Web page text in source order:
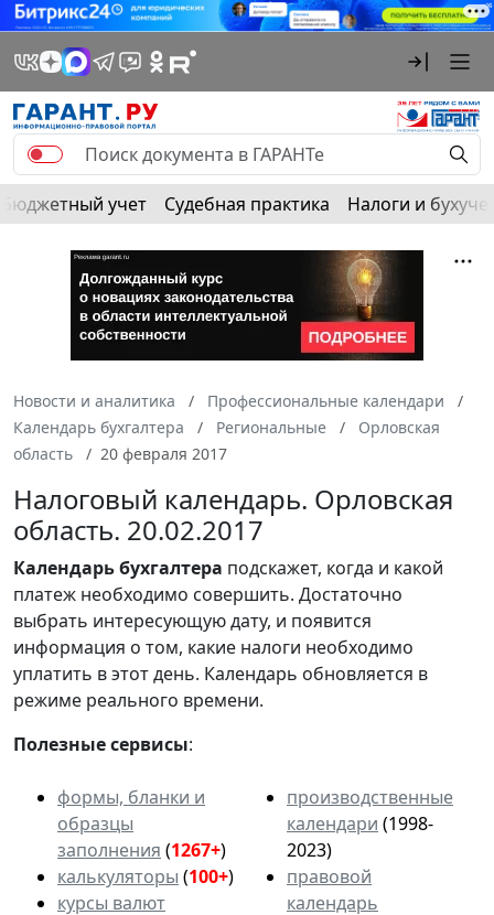
Бюджетный учет Судебная практика Налоги и
Новости и аналитика
Профессиональные календари
Календарь бухгалтера
Региональные
Орловская
область
20 февраля 2017
Налоговый календарь. Орловская
область. 20.02.2017
Календарьбухгалтера подскажет, когда и какой
платеж необходимо совершить. Достаточно
выбрать интересующую дату, и появится
информация о том, какие налоги необходимо
уплатить в этот день. Календарь обновляется в
режиме реального времени.
Полезные сервисы:
формы, бланки и
образцы
заполнения (1267+)
калькуляторы (100+)
курсы валют
производственные
календари (1998-
2023)
правовой
календарь